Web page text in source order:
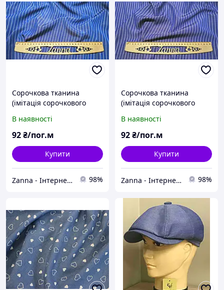
Сорочкова тканина
(імітація сорочкового
кольору в тонку білу
смужку
В наявності
92₴/пог.м
Купити
Zanna - Інтернет-магазин тканин 98%
Сорочкова тканина
(імітація сорочкового
джинсового кольору в
тонку білу смужку
В наявності
92₴/пог.м
Купити
Zanna - Інтернет-магазин тканин 98%